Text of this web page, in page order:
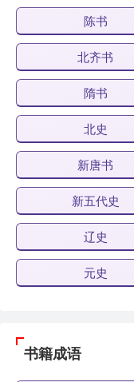
陈书
北齐书
隋书
北史
新唐书
新五代史
辽史
元史
书籍成语